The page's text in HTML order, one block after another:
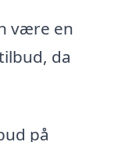
være en
da
på